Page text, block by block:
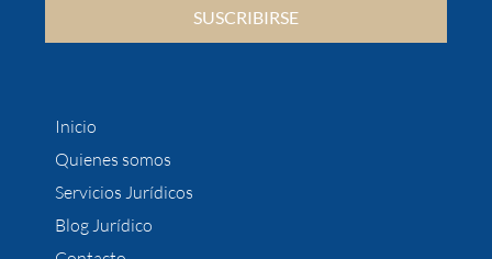
SUSCRIBIRSE
Inicio
Quienes somos
Servicios Jurídicos
Blog Jurídico